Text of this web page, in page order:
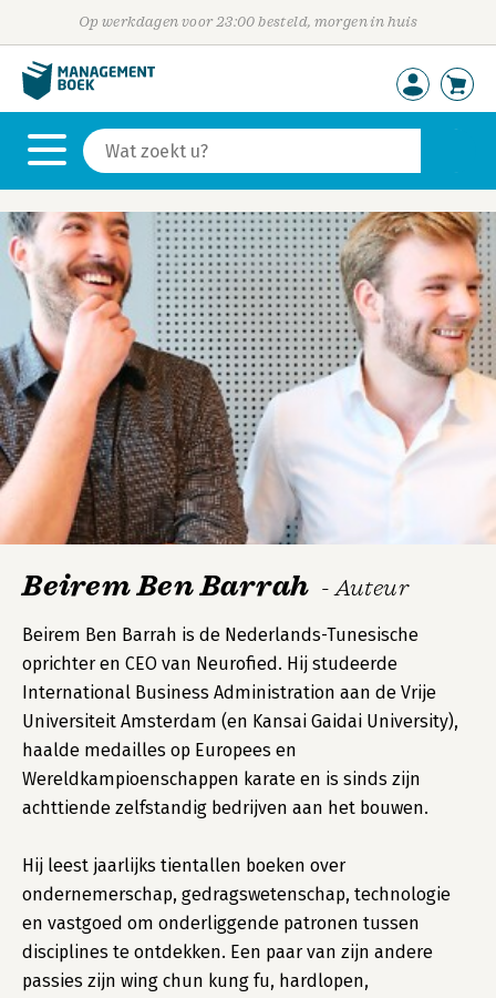
Op werkdagen voor 23:00 besteld, morgen in huis
Beirem Ben Barrah - Auteur
Beirem Ben Barrah is de Nederlands-Tunesische
oprichter en CEO van Neurofied. Hij studeerde
International Business Administration aan de Vrije
Universiteit Amsterdam (en Kansai Gaidai University),
haalde medailles op Europees en
Wereldkampioenschappen karate en is sinds zijn
achttiende zelfstandig bedrijven aan het bouwen.
Hij leest jaarlijks tientallen boeken over
ondernemerschap, gedragswetenschap, technologie
en vastgoed om onderliggende patronen tussen
disciplines te ontdekken. Een paar van zijn andere
passies zijn wing chun kung fu, hardlopen,